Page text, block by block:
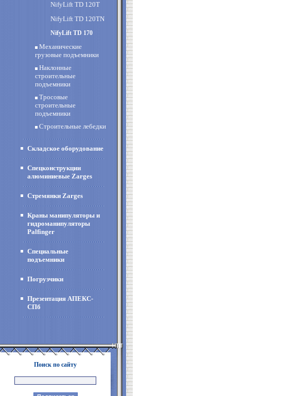
NifyLift TD 120T
NifyLift TD 120TN
NifyLift TD 170
Механические
грузовые подъемники
Наклонные
строительные
подъемники
Тросовые
строительные
подъемники
Строительные лебедки
Складское оборудование
Спецконструкции
алюминиевые Zarges
Стремянки Zarges
Краны манипуляторы и
гидроманипуляторы
Palfinger
Специальные
подъемники
Погрузчики
Презентация АПЕКС-
СПб
Поиск по сайту